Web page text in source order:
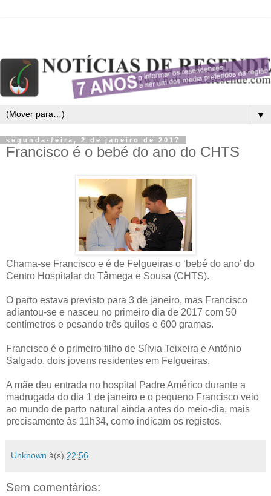
▼
segunda-feira, 2 de janeiro de 2017
Francisco é o bebé do ano do CHTS
Chama-se Francisco e é de Felgueiras o ‘bebé do ano’ do
Centro Hospitalar do Tâmega e Sousa (CHTS).
O parto estava previsto para 3 de janeiro, mas Francisco
adiantou-se e nasceu no primeiro dia de 2017 com 50
centímetros e pesando três quilos e 600 gramas.
Francisco é o primeiro filho de Sílvia Teixeira e António
Salgado, dois jovens residentes em Felgueiras.
A mãe deu entrada no hospital Padre Américo durante a
madrugada do dia 1 de janeiro e o pequeno Francisco veio
ao mundo de parto natural ainda antes do meio-dia, mais
precisamente às 11h34, como indicam os registos.
Unknown à(s) 22:56
Sem comentários: